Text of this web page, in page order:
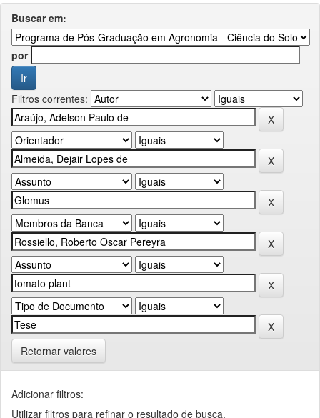
Buscar em:
por
Filtros correntes:
Retornar valores
Adicionar filtros:
Utilizar filtros para refinar o resultado de busca.